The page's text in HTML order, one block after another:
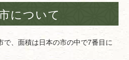
について
で、面積は日本の市の中で7番目に